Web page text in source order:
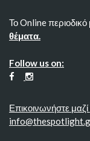
Το Online περιοδικό
θέματα.
Follow us on:
Επικοινωνήστε